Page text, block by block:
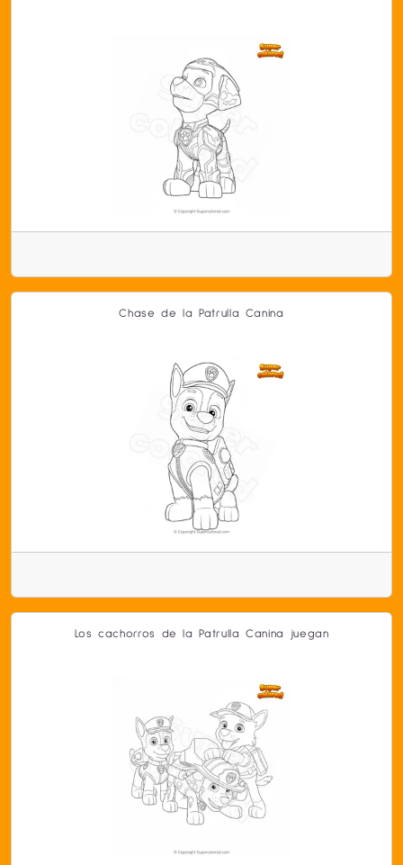
Chase de la Patrulla Canina
Los cachorros de la Patrulla Canina juegan